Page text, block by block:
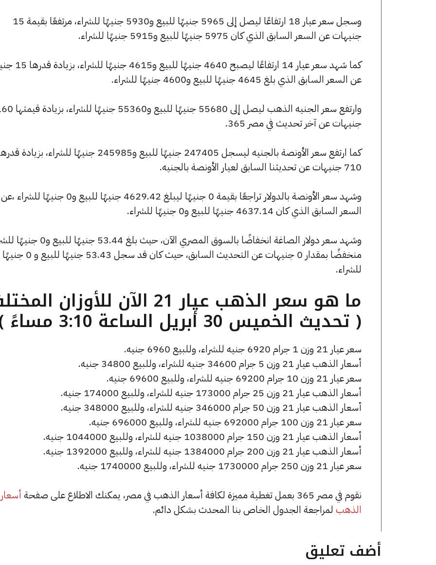
وسجل سعر عيار 18 ارتفاعًا ليصل إلى 5965 جنيهًا للبيع و5930 جنيهًا للشراء، مرتفعًا بقيمة 15
جنيهات عن السعر السابق الذي كان 5975 جنيهًا للبيع و5915 جنيهًا للشراء.
كما شهد سعر عيار 14 ارتفاعًا
عن السعر السابق الذي بلغ 4645 جنيهًا للبيع و4600 جنيهًا للشراء.
وارتفع سعر الجنيه الذهب ليصل إلى 55680 جنيهًا للبيع
جنيهات عن آخر تحديث في مصر 365.
كما ارتفع سعر الأونصة بالجنيه ليسجل 247405 جنيهًا للبيع و245985 جنيهًا للشراء، بزيادة
710 جنيهات عن تحديثنا السابق لعيار الأونصة بالجنيه.
وشهد سعر الأونصة بالدولار تراجعًا بقيمة 0 جنيهًا ليبلغ 4629.42 جنيهًا للبيع و0 جنيهًا للشراء ،عن
السعر السابق الذي كان 4637.14 جنيهًا للبيع و0 جنيهًا للشراء.
وشهد سعر دولار الصاغة انخفاضًا بالسوق المصري الآن، حيث بلغ 53.44
منخفضًا بمقدار 0 جنيهات عن التحديث السابق، حيث كان قد سجل 53.43 جنيهًا للبيع و 0 جنيهًا
للشراء.
ما هو سعر الذهب عيار 21 الآن للأوزان
( تحديث الخميس 30 أبريل الساعة 3:10 مساءً )
سعر عيار 21 وزن 1 جرام 6920 جنيه للشراء، وللبيع 6960 جنيه.
أسعار الذهب عيار 21 وزن 5 جرام 34600 جنيه للشراء، وللبيع 34800 جنيه.
سعر عيار 21 وزن 10 جرام 69200 جنيه للشراء، وللبيع 69600 جنيه.
أسعار الذهب عيار 21 وزن 25 جرام 173000 جنيه للشراء، وللبيع 174000 جنيه.
أسعار الذهب عيار 21 وزن 50 جرام 346000 جنيه للشراء، وللبيع 348000 جنيه.
سعر عيار 21 وزن 100 جرام 692000 جنيه للشراء، وللبيع 696000 جنيه.
أسعار الذهب عيار 21 وزن 150 جرام 1038000 جنيه للشراء، وللبيع 1044000 جنيه.
أسعار الذهب عيار 21 وزن 200 جرام 1384000 جنيه للشراء، وللبيع 1392000 جنيه.
سعر عيار 21 وزن 250 جرام 1730000 جنيه للشراء، وللبيع 1740000 جنيه.
نقوم في مصر 365 بعمل تغطية مميزة لكافة أسعار الذهب في مصر، يمكنك الاطلاع على صفحة
أسعار
الذهب لمراجعة الجدول الخاص بنا المحدث بشكل دائم.
أضف تعليق